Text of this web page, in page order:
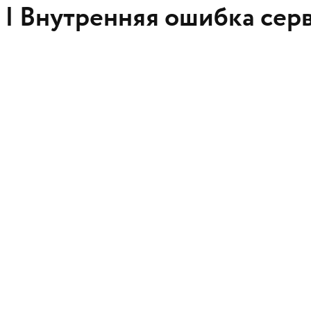
Внутренняя ошибка